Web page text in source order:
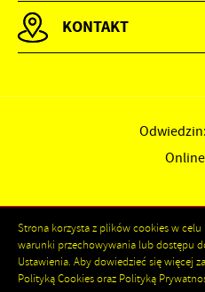
KONTAKT
Strona korzysta z plików cookies w celu
warunki przechowywania lub dostępu
Ustawienia. Aby dowiedzieć się więcej
Polityką Cookies oraz Polityką